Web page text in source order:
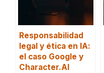
Responsabilidad
legal y ética en IA:
el caso Google y
Character.AI